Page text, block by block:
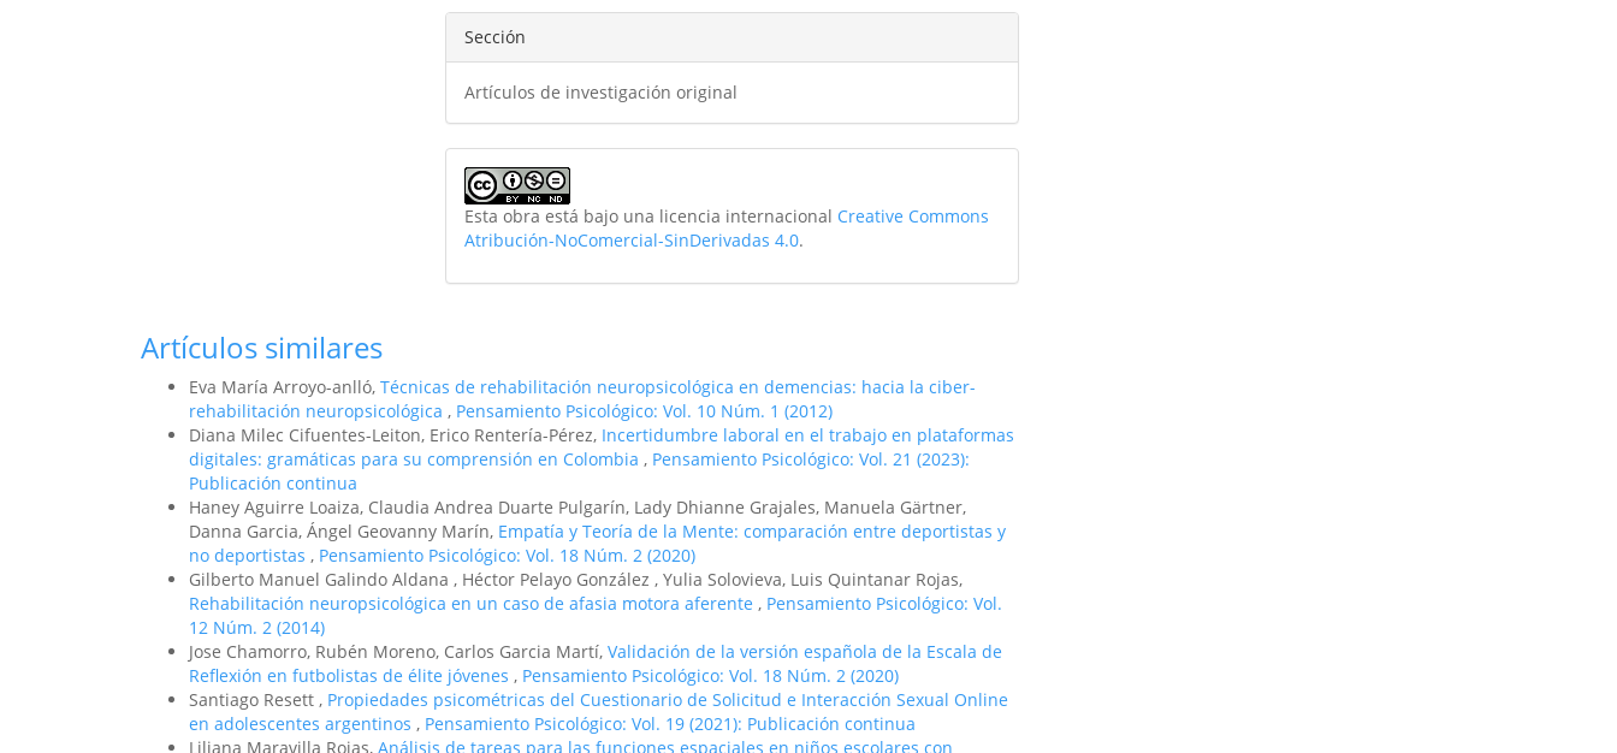
Sección
Artículos de investigación original
Esta obra está bajo una licencia internacional Creative Commons
Atribución-NoComercial-SinDerivadas 4.0.
Artículos similares
Eva María Arroyo-anlló, Técnicas de rehabilitación neuropsicológica en demencias: hacia la ciber-
rehabilitación neuropsicológica , Pensamiento Psicológico: Vol. 10 Núm. 1 (2012)
Diana Milec Cifuentes-Leiton, Erico Rentería-Pérez, Incertidumbre laboral en el trabajo en plataformas
digitales: gramáticas para su comprensión en Colombia , Pensamiento Psicológico: Vol. 21 (2023):
Publicación continua
Haney Aguirre Loaiza, Claudia Andrea Duarte Pulgarín, Lady Dhianne Grajales, Manuela Gärtner,
Danna Garcia, Ángel Geovanny Marín, Empatía y Teoría de la Mente: comparación entre deportistas y
no deportistas , Pensamiento Psicológico: Vol. 18 Núm. 2 (2020)
Gilberto Manuel Galindo Aldana , Héctor Pelayo González , Yulia Solovieva, Luis Quintanar Rojas,
Rehabilitación neuropsicológica en un caso de afasia motora aferente , Pensamiento Psicológico: Vol.
12 Núm. 2 (2014)
Jose Chamorro, Rubén Moreno, Carlos Garcia Martí, Validación de la versión española de la Escala de
Reflexión en futbolistas de élite jóvenes , Pensamiento Psicológico: Vol. 18 Núm. 2 (2020)
Santiago Resett , Propiedades psicométricas del Cuestionario de Solicitud e Interacción Sexual Online
en adolescentes argentinos , Pensamiento Psicológico: Vol. 19 (2021): Publicación continua
Liliana Maravilla Rojas, Análisis de tareas para las funciones espaciales en niños escolares con